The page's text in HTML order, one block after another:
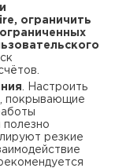
ограничить
. Настроить
покрывающие
полезно
резкие